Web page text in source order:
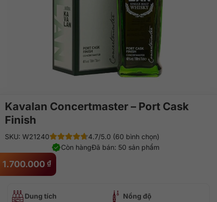
Kavalan Concertmaster – Port Cask
Finish
1.700.000 ₫
SKU: W21240
4.7/5.0 (60 bình chọn)
Đã bán: 50 sản phẩm
Còn hàng
Dung tích
Nồng độ